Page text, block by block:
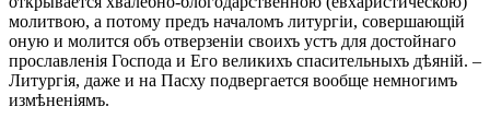
молитвою, а потому предъ началомъ литургіи, совершающій
оную и молится объ отверзеніи своихъ устъ для достойнаго
прославленія Господа и Его великихъ спасительныхъ дѣяній. –
Литургія, даже и на Пасху подвергается вообще немногимъ
измѣненіямъ.